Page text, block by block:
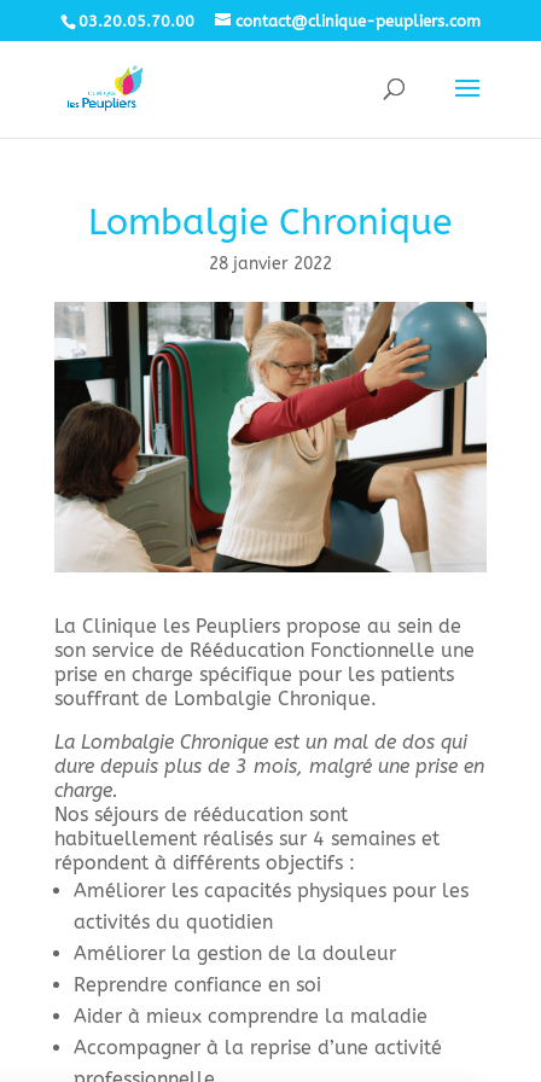
03.20.05.70.00 contact@clinique-peupliers.com
Lombalgie Chronique
28 janvier 2022
La Clinique les Peupliers propose au sein de
son service de Rééducation Fonctionnelle une
prise en charge spécifique pour les patients
souffrant de Lombalgie Chronique.
La Lombalgie Chronique est un mal de dos qui
dure depuis plus de 3 mois, malgré une prise en
charge.
Nos séjours de rééducation sont
habituellement réalisés sur 4 semaines et
répondent à différents objectifs :
Améliorer les capacités physiques pour les
activités du quotidien
Améliorer la gestion de la douleur
Reprendre confiance en soi
Aider à mieux comprendre la maladie
Accompagner à la reprise d’une activité